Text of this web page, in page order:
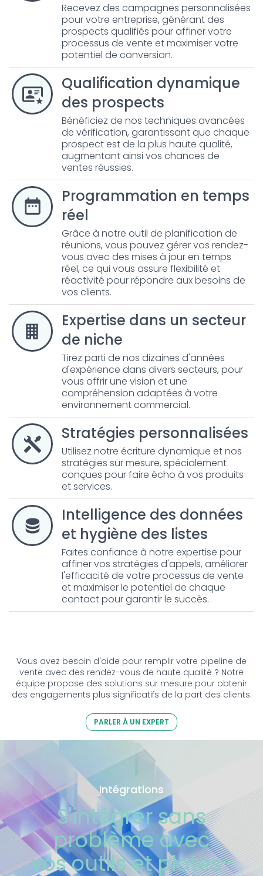
Recevez des campagnes personnalisées
pour votre entreprise, générant des
prospects qualifiés pour affiner votre
processus de vente et maximiser votre
potentiel de conversion.
Qualification dynamique
des prospects
Bénéficiez de nos techniques avancées
de vérification, garantissant que chaque
prospect est de la plus haute qualité,
augmentant ainsi vos chances de
ventes réussies.
Programmation en temps
réel
Grâce à notre outil de planification de
réunions, vous pouvez gérer vos rendez-
vous avec des mises à jour en temps
réel, ce qui vous assure flexibilité et
réactivité pour répondre aux besoins de
vos clients.
Expertise dans un secteur
de niche
Tirez parti de nos dizaines d'années
d'expérience dans divers secteurs, pour
vous offrir une vision et une
compréhension adaptées à votre
environnement commercial.
Stratégies personnalisées
Utilisez notre écriture dynamique et nos
stratégies sur mesure, spécialement
conçues pour faire écho à vos produits
et services.
Intelligence des données
et hygiène des listes
Faites confiance à notre expertise pour
affiner vos stratégies d'appels, améliorer
l'efficacité de votre processus de vente
et maximiser le potentiel de chaque
contact pour garantir le succès.
Vous avez besoin d'aide pour remplir votre pipeline de
vente avec des rendez-vous de haute qualité ? Notre
équipe propose des solutions sur mesure pour obtenir
des engagements plus significatifs de la part des clients.
PARLER À UN EXPERT
Intégrations
S'intégrer sans
problème avec
vos outils et plates-